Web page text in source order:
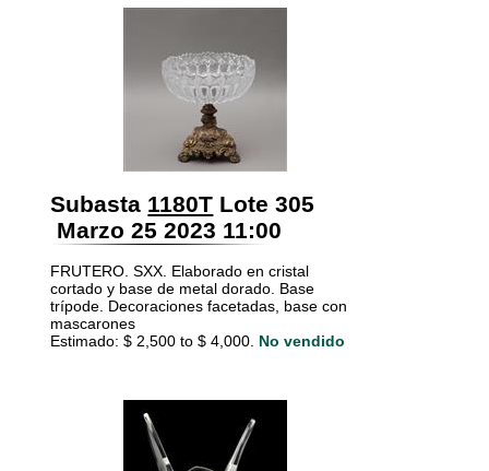
Subasta 1180T Lote 305
Marzo 25 2023 11:00
FRUTERO. SXX. Elaborado en cristal
cortado y base de metal dorado. Base
trípode. Decoraciones facetadas, base con
mascarones
Estimado: $ 2,500 to $ 4,000. No vendido